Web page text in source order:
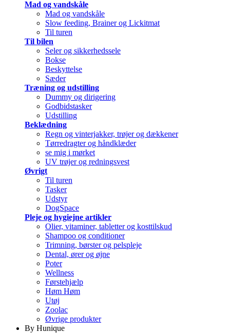
Mad og vandskåle
Mad og vandskåle
Slow feeding, Brainer og Lickitmat
Til turen
Til bilen
Seler og sikkerhedssele
Bokse
Beskyttelse
Sæder
Træning og udstilling
Dummy og dirigering
Godbidstasker
Udstilling
Beklædning
Regn og vinterjakker, trøjer og dækkener
Tørredragter og håndklæder
se mig i mørket
UV trøjer og redningsvest
Øvrigt
Til turen
Tasker
Udstyr
DogSpace
Pleje og hygiejne artikler
Olier, vitaminer, tabletter og kosttilskud
Shampoo og conditioner
Trimning, børster og pelspleje
Dental, ører og øjne
Poter
Wellness
Førstehjælp
Høm Høm
Utøj
Zoolac
Øvrige produkter
By Hunique